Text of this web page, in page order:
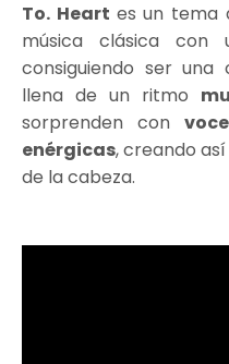
To. Heart es un tema
música clásica con
consiguiendo ser una
llena de un ritmo
sorprenden con
enérgicas, creando
de la cabeza.